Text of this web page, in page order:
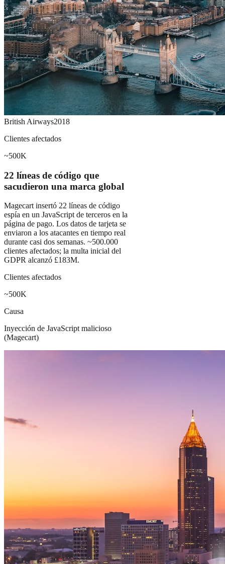
British Airways2018
Clientes afectados
~500K
22 líneas de código que
sacudieron una marca global
Magecart insertó 22 líneas de código
espía en un JavaScript de terceros en la
página de pago. Los datos de tarjeta se
enviaron a los atacantes en tiempo real
durante casi dos semanas. ~500.000
clientes afectados; la multa inicial del
GDPR alcanzó £183M.
Clientes afectados
~500K
Causa
Inyección de JavaScript malicioso
(Magecart)